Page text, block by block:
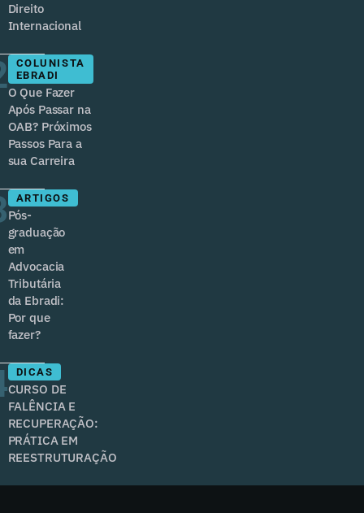
Direito
Internacional
COLUNISTA
EBRADI
O Que Fazer
Após Passar na
OAB? Próximos
Passos Para a
sua Carreira
ARTIGOS
Pós-
graduação
em
Advocacia
Tributária
da Ebradi:
Por que
fazer?
DICAS
CURSO DE
FALÊNCIA E
RECUPERAÇÃO:
PRÁTICA EM
REESTRUTURAÇÃO